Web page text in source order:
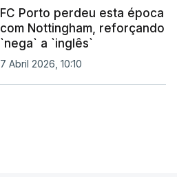
FC Porto perdeu esta época
com Nottingham, reforçando
`nega` a `inglês`
7 Abril 2026, 10:10